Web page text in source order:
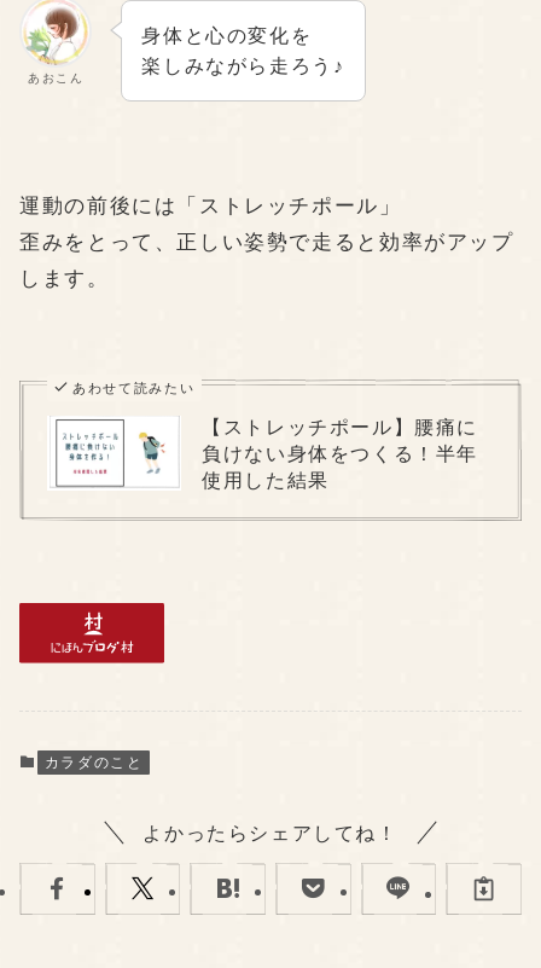
あおこん
身体と心の変化を
楽しみながら走ろう♪
運動の前後には「ストレッチポール」
歪みをとって、正しい姿勢で走ると効率がアップ
します。
あわせて読みたい
【ストレッチポール】腰痛に
負けない身体をつくる！半年
使用した結果
カラダのこと
よかったらシェアしてね！